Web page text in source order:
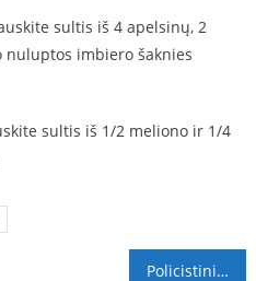
sultis iš 4 apelsinų, 2
nuluptos imbiero šaknies
sultis iš 1/2 meliono ir 1/4
Policistinių kiaušidžių sindromas: mitai ir nauji faktai